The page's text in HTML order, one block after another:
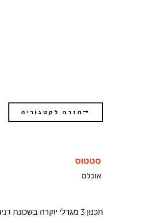
חזרה לקטגוריה
סטטוס
אוכלס
תכנון 3 מגדלי יוקרה בשכונת דניה בחיפה ובצמידות לאוניברסיטת חיפה. הפרויקט כלל 310 יחידות דיור, בריכת שחייה, חדר כושר וספא